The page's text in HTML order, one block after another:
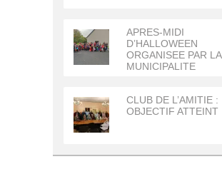
APRES-MIDI
D’HALLOWEEN
ORGANISEE PAR LA
MUNICIPALITE
CLUB DE L’AMITIE :
OBJECTIF ATTEINT